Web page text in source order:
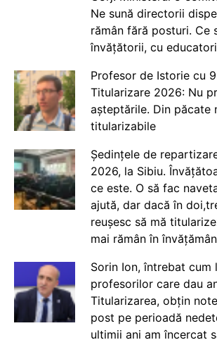
Ne sună directorii
rămân fără posturi. Ce
învățătorii, cu
Profesor de Istorie cu
Titularizare 2026: Nu
așteptările. Din păcate
titularizabile
Ședințele de
2026, la Sibiu.
ce este. O să fac
ajută, dar dacă în
reușesc să mă
mai rămân în
Sorin Ion, întrebat cum
profesorilor care dau
Titularizarea, obțin
post pe perioadă
ultimii ani am încercat